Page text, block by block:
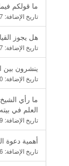
ما قولكم
تاريخ الإضافة:
هل يجوز
تاريخ الإضافة:
ينشرون بين
تاريخ الإضافة:
ما رأي
العلم في بيته
تاريخ الإضافة:
أهمية دعوة
تاريخ الإضافة: